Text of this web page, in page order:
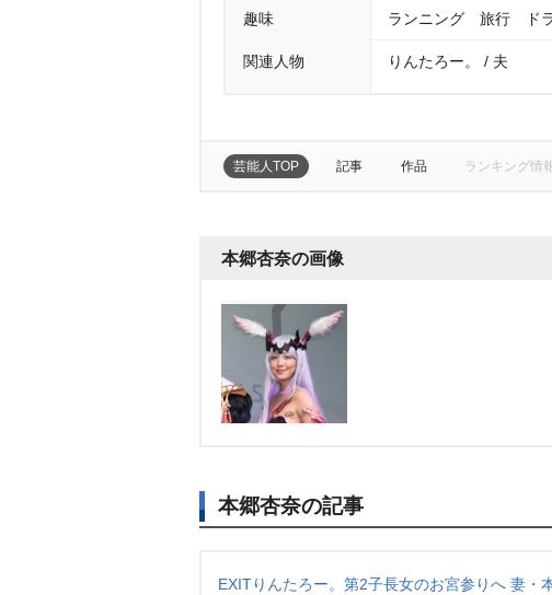
趣味 ランニング 旅行 ド
関連人物 りんたろー。 / 夫
芸能人TOP 記事 作品 ランキング情
本郷杏奈の画像
本郷杏奈の記事
EXITりんたろー。第2子長女のお宮参りへ 妻・